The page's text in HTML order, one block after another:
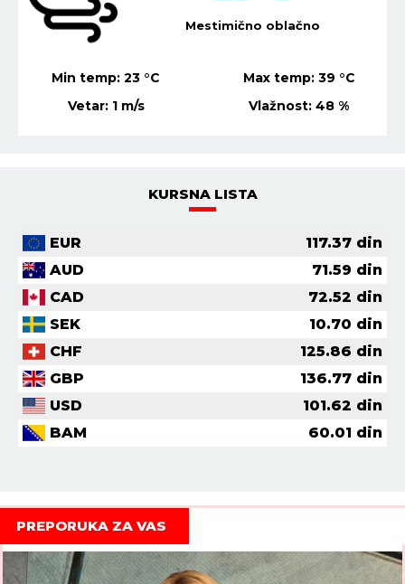
Mestimično oblačno
Min temp:23 °C Max temp: 39 °C
Vetar: 1 m/s Vlažnost:48 %
KURSNA LISTA
EUR 117.37 din
AUD
71.59 din
CAD
72.52 din
SEK
10.70 din
CHF
125.86 din
GBP
136.77 din
USD
101.62 din
BAM
60.01 din
PREPORUKA ZA VAS